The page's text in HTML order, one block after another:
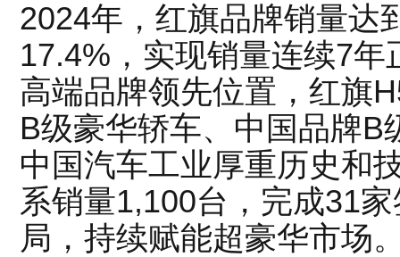
2024年，红旗品牌销量达
17.4%，实现销量连续7
高端品牌领先位置，红旗
B级豪华轿车、中国品牌
中国汽车工业厚重历史和
系销量1,100台，完成31
局，持续赋能超豪华市场